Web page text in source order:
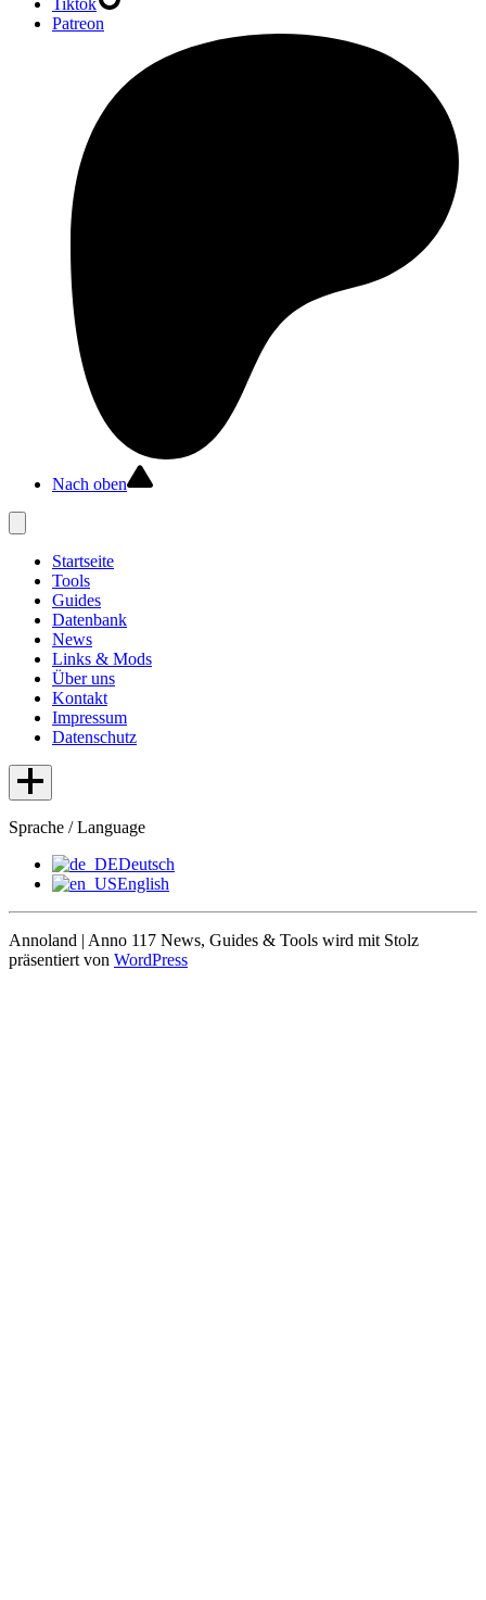
Tiktok
Patreon
Nach oben
Startseite
Tools
Guides
Datenbank
News
Links & Mods
Über uns
Kontakt
Impressum
Datenschutz
Sprache / Language
Deutsch
English
Annoland | Anno 117 News, Guides & Tools wird mit Stolz
präsentiert von WordPress